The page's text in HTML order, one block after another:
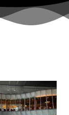
and
Gunma University